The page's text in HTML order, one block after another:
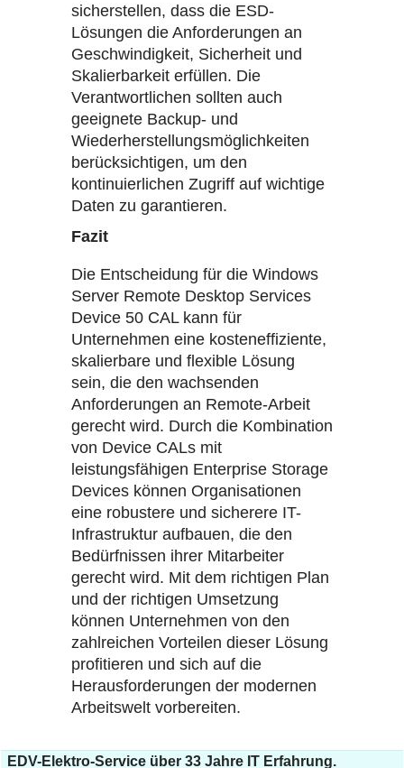
sicherstellen, dass die ESD-
Lösungen die Anforderungen an
Geschwindigkeit, Sicherheit und
Skalierbarkeit erfüllen. Die
Verantwortlichen sollten auch
geeignete Backup- und
Wiederherstellungsmöglichkeiten
berücksichtigen, um den
kontinuierlichen Zugriff auf wichtige
Daten zu garantieren.
Fazit
Die Entscheidung für die Windows
Server Remote Desktop Services
Device 50 CAL kann für
Unternehmen eine kosteneffiziente,
skalierbare und flexible Lösung
sein, die den wachsenden
Anforderungen an Remote-Arbeit
gerecht wird. Durch die Kombination
von Device CALs mit
leistungsfähigen Enterprise Storage
Devices können Organisationen
eine robustere und sicherere IT-
Infrastruktur aufbauen, die den
Bedürfnissen ihrer Mitarbeiter
gerecht wird. Mit dem richtigen Plan
und der richtigen Umsetzung
können Unternehmen von den
zahlreichen Vorteilen dieser Lösung
profitieren und sich auf die
Herausforderungen der modernen
Arbeitswelt vorbereiten.
EDV-Elektro-Service über 33 Jahre IT Erfahrung.